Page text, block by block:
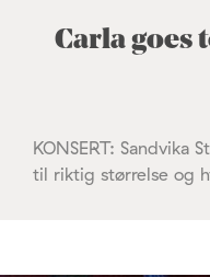
Carla goes
KONSERT: Sandvika
til riktig størrelse og